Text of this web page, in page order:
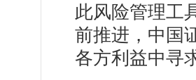
此风险管理工
前推进，中国
各方利益中寻